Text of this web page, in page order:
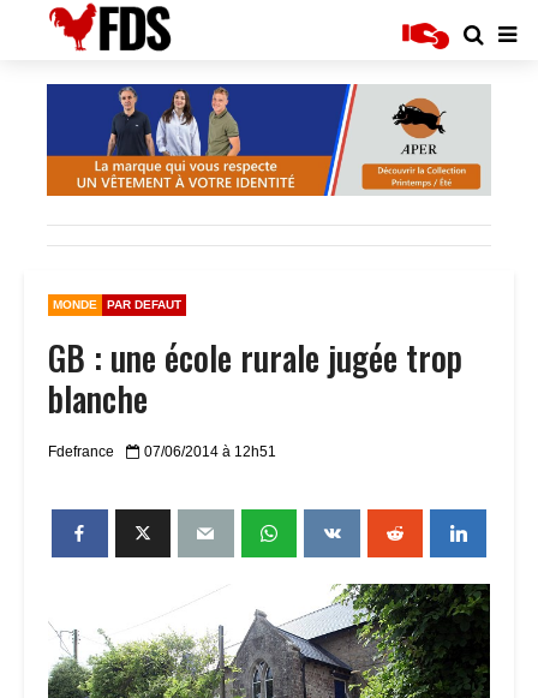
MONDE PAR DEFAUT
GB : une école rurale jugée trop
blanche
Fdefrance 07/06/2014 à 12h51